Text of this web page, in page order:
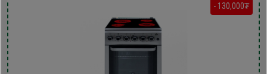
- 130,000₮